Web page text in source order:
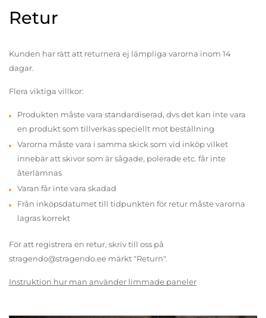
Retur
Kunden har rätt att returnera ej lämpliga varorna inom 14
dagar.
Flera viktiga villkor:
Produkten måste vara standardiserad, dvs det kan inte vara
en produkt som tillverkas speciellt mot beställning
Varorna måste vara i samma skick som vid inköp vilket
innebär att skivor som är sågade, polerade etc. får inte
återlämnas
Varan får inte vara skadad
Från inköpsdatumet till tidpunkten för retur måste varorna
lagras korrekt
För att registrera en retur, skriv till oss på
stragendo@stragendo.ee märkt "Return".
Instruktion hur man använder limmade paneler